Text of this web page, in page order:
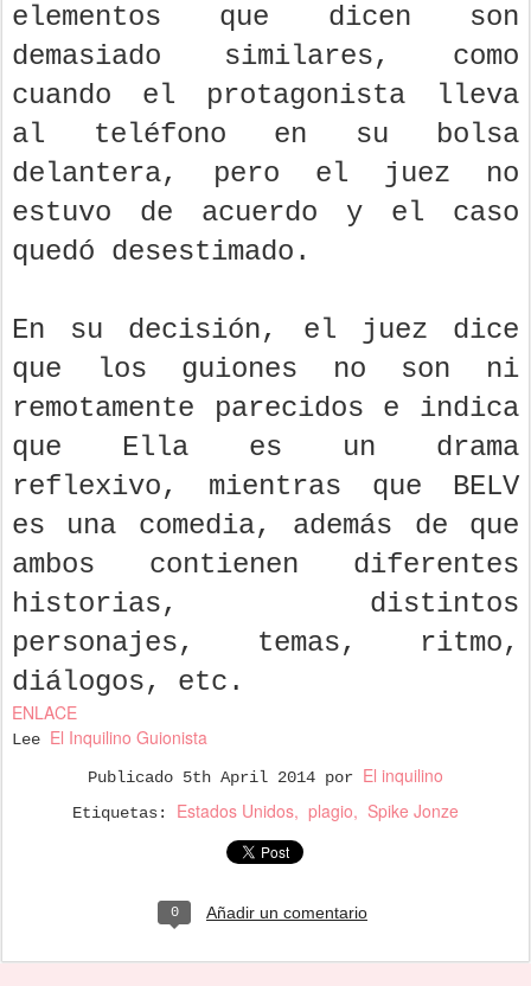
elementos que dicen son
demasiado similares, como
cuando el protagonista lleva
al teléfono en su bolsa
delantera, pero el juez no
estuvo de acuerdo y el caso
quedó desestimado.
En su decisión, el juez dice
que los guiones no son ni
remotamente parecidos e indica
que Ella es un drama
reflexivo, mientras que BELV
es una comedia, además de que
ambos contienen diferentes
historias, distintos
personajes, temas, ritmo,
diálogos, etc.
ENLACE
Lee El Inquilino Guionista
Publicado 5th April 2014 por El inquilino
Etiquetas: Estados Unidos plagio Spike Jonze
0 Añadir un comentario